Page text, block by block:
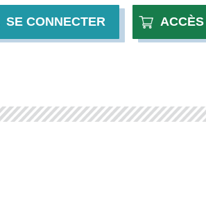
SE CONNECTER